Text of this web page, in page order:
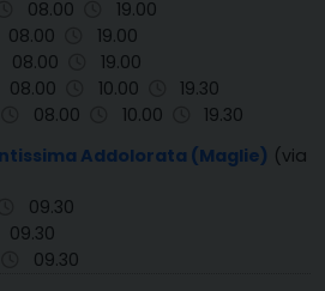
08.00
19.00
08.00
19.00
08.00
19.00
08.00 10.00
19.30
08.00 10.00
19.30
Addolorata (Maglie) (via
09.30
09.30
09.30